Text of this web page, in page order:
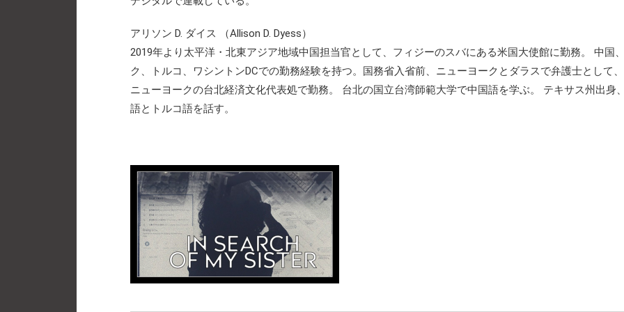
アリソン D. ダイス （Allison D. Dyess）
2019年より太平洋・北東アジア地域中国担当官として、フィジーのスバにある米国大使館に勤務。 中国
ク、トルコ、ワシントンDCでの勤務経験を持つ。国務省入省前、ニューヨークとダラスで弁護士として
ニューヨークの台北経済文化代表処で勤務。 台北の国立台湾師範大学で中国語を学ぶ。 テキサス州出身
語とトルコ語を話す。